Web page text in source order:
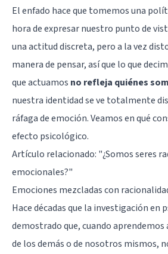
El enfado hace que tomemos una
hora de expresar nuestro punto de
una actitud discreta, pero a la vez
manera de pensar, así que lo que
que actuamos no refleja quiénes
nuestra identidad se ve totalmente
ráfaga de emoción. Veamos en qué
efecto psicológico.
Artículo relacionado: "¿Somos seres
emocionales?"
Emociones mezcladas con
Hace décadas que la investigación en
demostrado que, cuando
de los demás o de nosotros mismos,